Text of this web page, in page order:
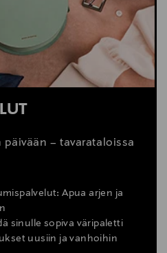
– tavarataloissa
Apua arjen ja
sinulle sopiva väripaletti
uusiin ja vanhoihin